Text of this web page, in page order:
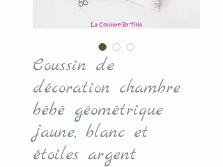
Coussin de
décoration chambre
bébé géométrique
jaune, blanc et
étoiles argent